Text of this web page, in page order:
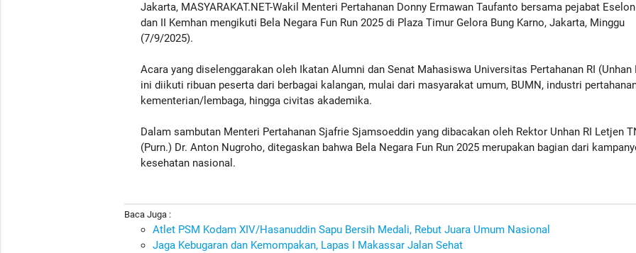
Jakarta, MASYARAKAT.NET-Wakil Menteri Pertahanan Donny Ermawan Taufanto bersama pejabat
dan II Kemhan mengikuti Bela Negara Fun Run 2025 di Plaza Timur Gelora Bung Karno, Jakarta, Minggu
(7/9/2025).
Acara yang diselenggarakan oleh Ikatan Alumni dan Senat Mahasiswa Universitas Pertahanan RI (Unhan
ini diikuti ribuan peserta dari berbagai kalangan, mulai dari masyarakat umum, BUMN, industri
kementerian/lembaga, hingga civitas akademika.
Dalam sambutan Menteri Pertahanan Sjafrie Sjamsoeddin yang dibacakan oleh Rektor Unhan RI Letjen
(Purn.) Dr. Anton Nugroho, ditegaskan bahwa Bela Negara Fun Run 2025 merupakan bagian dari
kesehatan nasional.
Baca Juga :
Atlet PSM Kodam XIV/Hasanuddin Sapu Bersih Medali, Rebut Juara Umum Nasional
Jaga Kebugaran dan Kemompakan, Lapas I Makassar Jalan Sehat